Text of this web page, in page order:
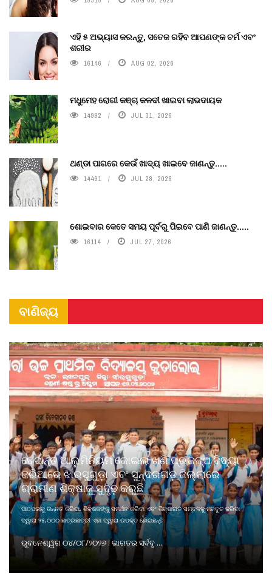
ଏହି ୫ ଅଭ୍ୟାସ କରନ୍ତୁ, ସତେଜ ରହିବ ଆପଣଙ୍କ ଚର୍ମ ଏବଂ
ଶରୀର
16146 AUG 02, 2026
ମଧୁମେହ ରୋଗୀ କଞ୍ଚା କଳଦୀ ଖାଇବା ଲାଭଦାୟକ
14992 JUL 31, 2026
ଥଣ୍ଡା ପାଗରେ କେଉଁ ଖାଦ୍ୟ ଖାଇବେ ଜାଣନ୍ତୁ.....
14491 JUL 28, 2026
ଶୋଇବାର କେତେ ସମୟ ପୂର୍ବରୁ ପିଇବେ ପାଣି ଜାଣନ୍ତୁ.....
16114 JUL 27, 2026
ବାଣିଜ୍ୟ
ବେଦାନ୍ତ ଆଲୁମିନିୟମ କୋଇଲା ଖଣି ପ୍ରକଳ୍ପ ବିଦ୍ୟା
ଜରିଆରେ ଝାରସୁଗୁଡ଼ା ଏବଂ ସୁନ୍ଦରଗଡ଼ ଜିଲ୍ଲାରେ
ଗ୍ରାମୀଣ ଶିକ୍ଷାକୁ ସୁଦୃଢ଼ କରୁଛି
ପାଠପଢାକୁ ଉନ୍ନତ କରିବା, ଶିକ୍ଷକଙ୍କୁ ସମର୍ଥନ କରିବା ଏବଂ ଶିକ୍ଷାଗତ ସମ୍ବଳକୁ ମଜବୁତ କରିବା
ଦ୍ୱାରା ୨୫,୦୦୦ ଛାତ୍ରଛାତ୍ରୀ ଏହା ଦ୍ୱାରା ଉପକୃତ ହୋଇଛନ୍ତି
ଭୁବନେଶ୍ୱର ୦୪/୦୮/୨୦୨୬ : ଭାରତର ସର୍ବବୃ ...